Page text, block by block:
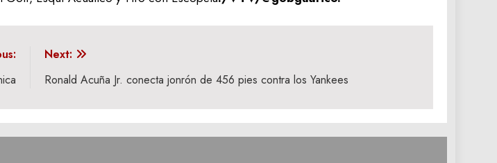
Next:
Ronald Acuña Jr. conecta jonrón de 456 pies contra los Yankees